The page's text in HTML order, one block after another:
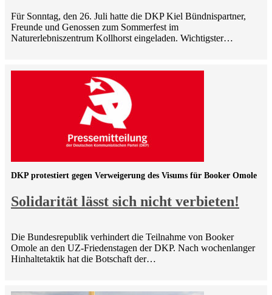
Für Sonntag, den 26. Juli hatte die DKP Kiel Bündnispartner,
Freunde und Genossen zum Sommerfest im
Naturerlebniszentrum Kollhorst eingeladen. Wichtigster…
Solidarität lässt sich nicht verbieten!
DKP protestiert gegen Verweigerung des Visums für Booker Omole
Die Bundesrepublik verhindert die Teilnahme von Booker
Omole an den UZ-Friedenstagen der DKP. Nach wochenlanger
Hinhaltetaktik hat die Botschaft der…